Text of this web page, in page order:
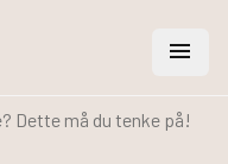
menu
Dette må du tenke på!